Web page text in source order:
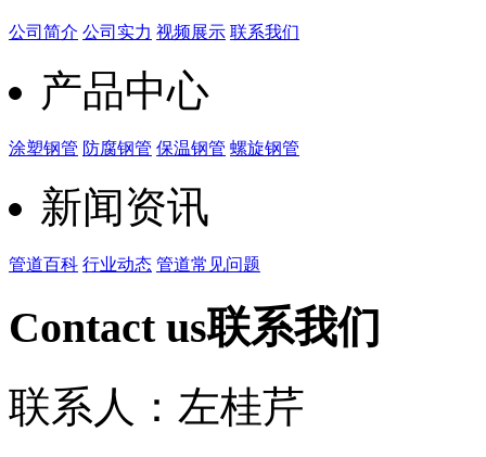
公司简介 公司实力 视频展示 联系我们
产品中心
涂塑钢管 防腐钢管 保温钢管 螺旋钢管
新闻资讯
管道百科 行业动态 管道常见问题
Contact us联系我们
联系人：左桂芹